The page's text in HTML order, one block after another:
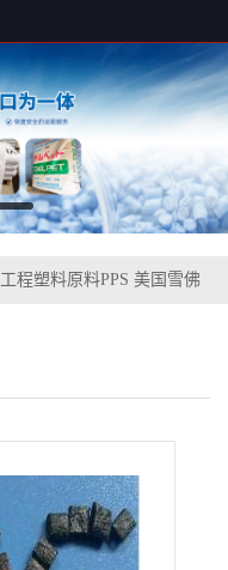
工程塑料原料PPS 美国雪佛